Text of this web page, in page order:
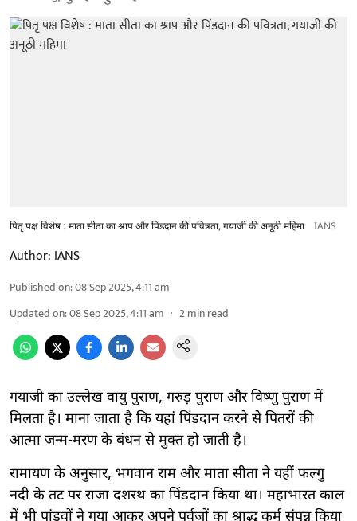
पितृ पक्ष विशेष : माता सीता का श्राप और पिंडदान की पवित्रता, गयाजी की अनूठी महिमा IANS
Author: IANS
Published on:08 Sep 2025, 4:11 am
Updated on:08 Sep 2025, 4:11 am 2min read
गयाजी का उल्लेख वायु पुराण, गरुड़ पुराण और विष्णु पुराण में
मिलता है। माना जाता है कि यहां पिंडदान करने से पितरों की
आत्मा जन्म-मरण के बंधन से मुक्त हो जाती है।
रामायण के अनुसार, भगवान राम और माता सीता ने यहीं फल्गु
नदी के तट पर राजा दशरथ का पिंडदान किया था। महाभारत काल
में भी पांडवों ने गया आकर अपने पूर्वजों का श्राद्ध कर्म संपन्न किया